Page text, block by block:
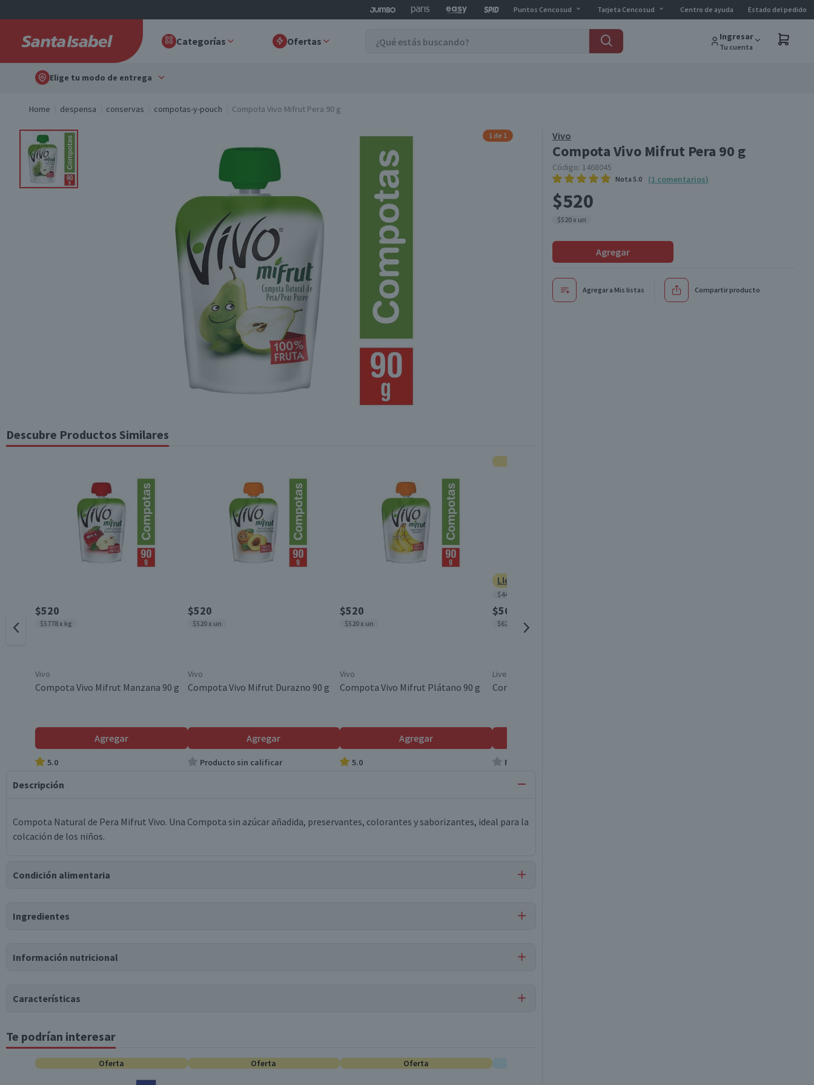
Puntos Cencosud Tarjeta Cencosud Centro de ayuda Estado del pedido
Categorías Ofertas Ingresar
Tu cuenta
Elige tu modo de entrega
Home despensa conservas compotas-y-pouch Compota Vivo Mifrut Pera 90 g
Vivo
Compota Vivo Mifrut Pera 90 g
Código: 1468045
Nota 5.0 (1 comentarios)
$520
$520 x un
Agregar
Agregar a Mis listas Compartir producto
1 de 1
Descubre Productos Similares
$520
$5778 x kg
Vivo
Compota Vivo Mifrut Manzana 90 g
Agregar
5.0
$520
$520 x un
Vivo
Compota Vivo Mifrut Durazno 90 g
Agregar
Producto sin calificar
$520
$520 x un
Vivo
Compota Vivo Mifrut Plátano 90 g
Agregar
5.0
Lleva 5 por $2000
$4444 x kg
$560
$6222 x kg
Livean
Compota Livean Pera 90 g
Producto sin calificar
Descripción
Compota Natural de Pera Mifrut Vivo. Una Compota sin azúcar añadida, preservantes, colorantes y saborizantes, ideal para la
colcación de los niños.
Condición alimentaria
Ingredientes
Puede contener
Información nutricional
Tabla nutricional
Energía (kCal)
Proteínas (g)
Características
Tipo de Producto
Te podrían interesar
Oferta Oferta Oferta